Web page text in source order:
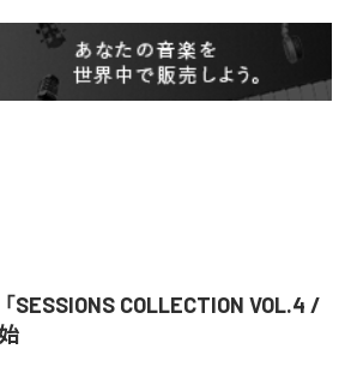
COLLECTION VOL.4 /